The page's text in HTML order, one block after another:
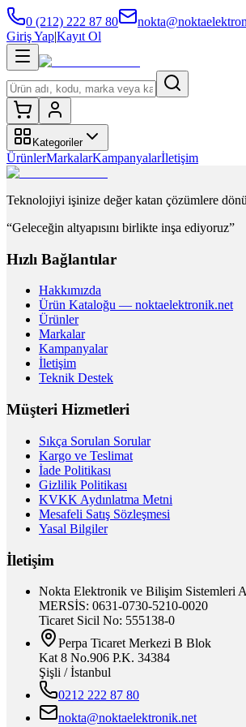
0 (212) 222 87 80
Giriş Yap|Kayıt Ol
Kategoriler
ÜrünlerMarkalarKampanyalarİletişim
Teknolojiyi işinize değer katan çözümlere
“Geleceğin altyapısını birlikte inşa ediyoruz”
Hızlı Bağlantılar
Hakkımızda
Ürün Kataloğu — noktaelektronik.net
Ürünler
Markalar
Kampanyalar
İletişim
Teknik Destek
Müşteri Hizmetleri
Sıkça Sorulan Sorular
Kargo ve Teslimat
İade Politikası
Gizlilik Politikası
KVKK Aydınlatma Metni
Mesafeli Satış Sözleşmesi
Yasal Bilgiler
İletişim
Nokta Elektronik ve Bilişim Sistemleri
MERSİS: 0631-0730-5210-0020
Ticaret Sicil No: 555138-0
Perpa Ticaret Merkezi B Blok
Kat 8 No.906 P.K. 34384
Şişli / İstanbul
0212 222 87 80
nokta@noktaelektronik.net